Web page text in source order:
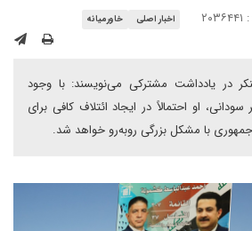
اخبار اصلی خاورمیانه
در یادداشت مشترکی می‌نویسند: با وجود
او احتمالاً در ایجاد ائتلاف کافی برای
با مشکل بزرگی روبه‌رو خواهد شد.